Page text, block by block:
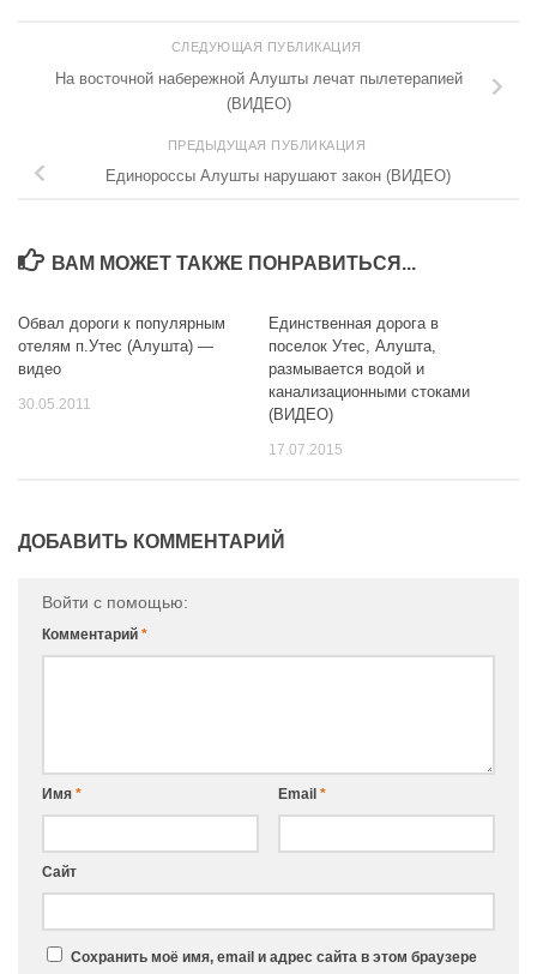
СЛЕДУЮЩАЯ ПУБЛИКАЦИЯ
На восточной набережной Алушты лечат пылетерапией
(ВИДЕО)
ПРЕДЫДУЩАЯ ПУБЛИКАЦИЯ
Единороссы Алушты нарушают закон (ВИДЕО)
ВАМ МОЖЕТ ТАКЖЕ ПОНРАВИТЬСЯ...
Обвал дороги к популярным
отелям п.Утес (Алушта) —
видео
30.05.2011
Единственная дорога в
поселок Утес, Алушта,
размывается водой и
канализационными стоками
(ВИДЕО)
17.07.2015
ДОБАВИТЬ КОММЕНТАРИЙ
Войти с помощью:
Комментарий *
Имя * Email *
Сайт
Сохранить моё имя, email и адрес сайта в этом браузере